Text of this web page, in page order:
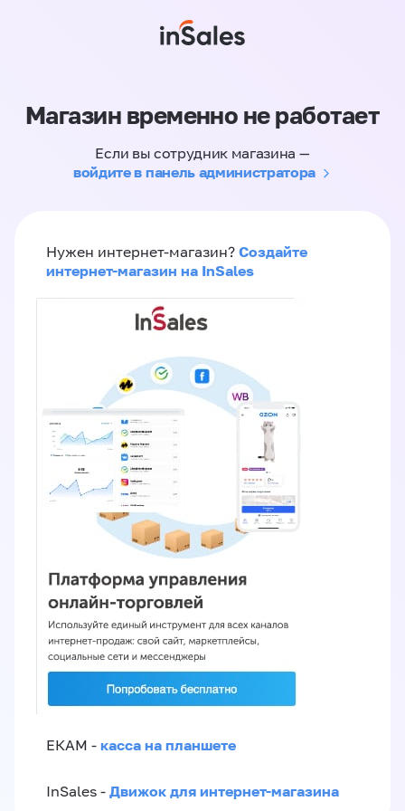
Магазин временно не работает
Если вы сотрудник магазина —
войдите в панель администратора
Нужен интернет-магазин? Создайте
интернет-магазин на InSales
ЕКАМ - касса на планшете
InSales - Движок для интернет-магазина